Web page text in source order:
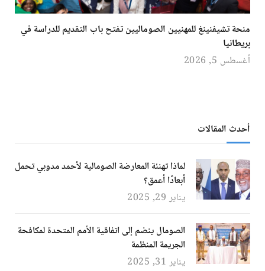
منحة تشيفنينغ للمهنيين الصوماليين تفتح باب التقديم للدراسة في
بريطانيا
أغسطس 5, 2026
أحدث المقالات
لماذا تهنئة المعارضة الصومالية لأحمد مدوبي تحمل
أبعادًا أعمق؟
يناير 29, 2025
الصومال ينضم إلى اتفاقية الأمم المتحدة لمكافحة
الجريمة المنظمة
يناير 31, 2025